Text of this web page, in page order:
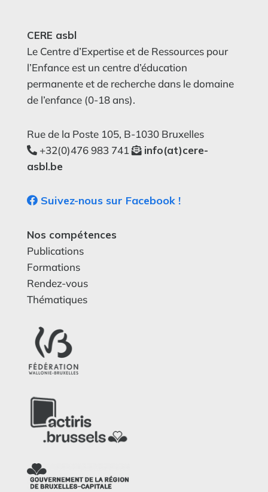
CERE asbl
Le Centre d’Expertise et de Ressources pour
l’Enfance est un centre d’éducation
permanente et de recherche dans le domaine
de l’enfance (0-18 ans).
Rue de la Poste 105, B-1030 Bruxelles
+32(0)476 983 741
info(at)cere-
asbl.be
Suivez-nous sur Facebook !
Nos compétences
Publications
Formations
Rendez-vous
Thématiques